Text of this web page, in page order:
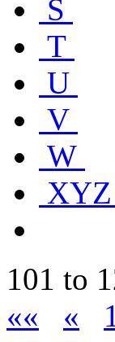
S
T
U
V
W
XYZ
101 to
««
«